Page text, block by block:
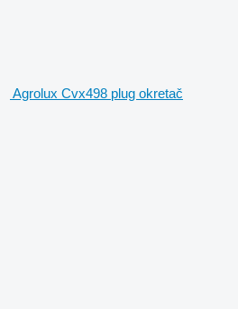
Agrolux Cvx498 plug okretač